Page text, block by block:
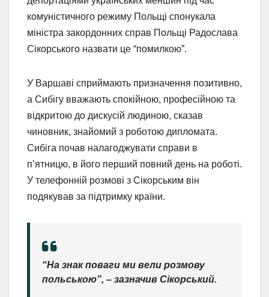
комуністичного режиму Польщі спонукала
міністра закордонних справ Польщі Радослава
Сікорського назвати це “помилкою”.
У Варшаві сприймають призначення позитивно,
а Сибігу вважають спокійною, професійною та
відкритою до дискусій людиною, сказав
чиновник, знайомий з роботою дипломата.
Сибіга почав налагоджувати справи в
п’ятницю, в його перший повний день на роботі.
У телефонній розмові з Сікорським він
подякував за підтримку країни.
“На знак поваги ми вели розмову
польською”, – зазначив Сікорський.